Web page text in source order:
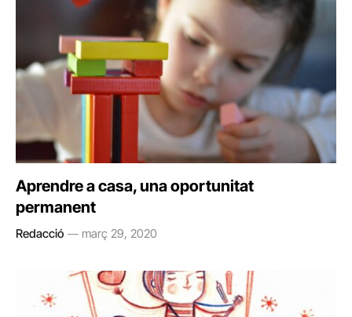
Aprendre a casa, una oportunitat
permanent
Redacció març 29, 2020